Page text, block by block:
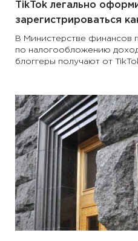
TikTok легально
зарегистрироваться
В Министерстве финансов
по налогообложению
блоггеры получают от